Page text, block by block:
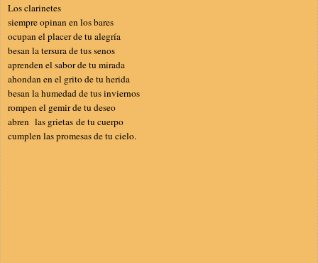
Los clarinetes
siempre opinan en los bares
ocupan el placer de tu alegría
besan la tersura de tus senos
aprenden el sabor de tu mirada
ahondan en el grito de tu herida
besan la humedad de tus inviernos
rompen el gemir de tu deseo
abren las grietas de tu cuerpo
cumplen las promesas de tu cielo.